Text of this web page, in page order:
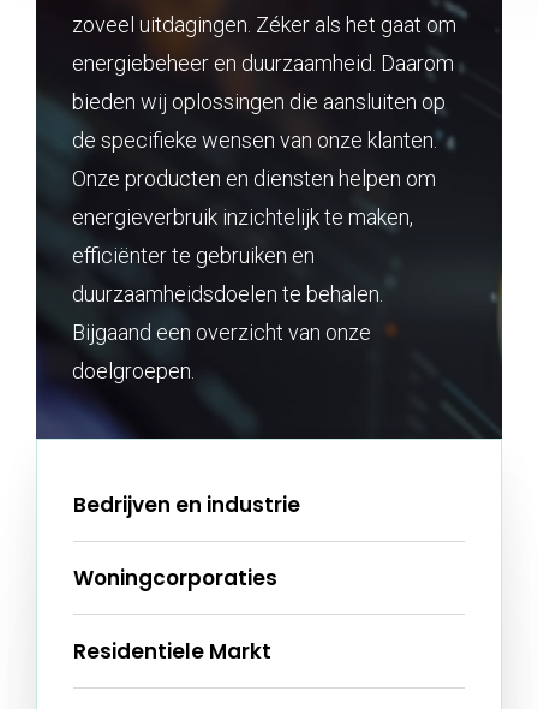
zoveel uitdagingen. Zéker als het gaat om
energiebeheer en duurzaamheid. Daarom
bieden wij oplossingen die aansluiten op
de specifieke wensen van onze klanten.
Onze producten en diensten helpen om
energieverbruik inzichtelijk te maken,
efficiënter te gebruiken en
duurzaamheidsdoelen te behalen.
Bijgaand een overzicht van onze
doelgroepen.
Bedrijven en industrie
Woningcorporaties
Residentiele Markt